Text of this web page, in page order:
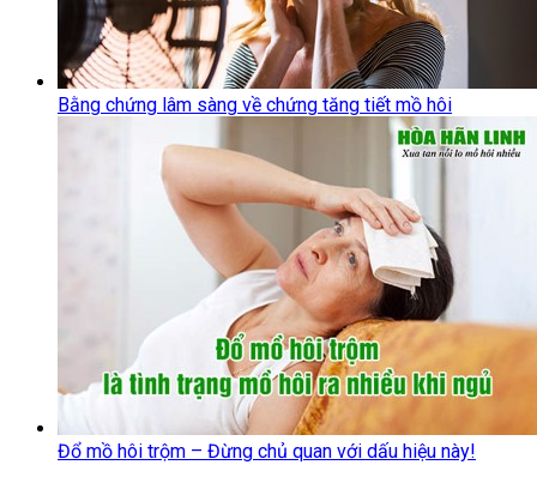
Bằng chứng lâm sàng về chứng tăng tiết mồ hôi
Đổ mồ hôi trộm – Đừng chủ quan với dấu hiệu này!